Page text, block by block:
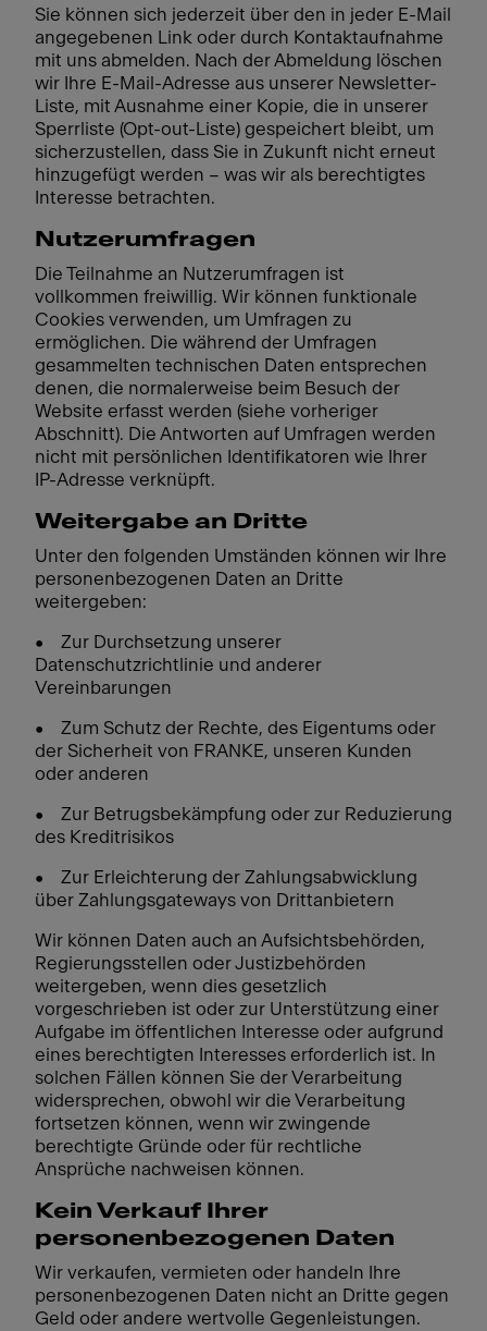
Sie können sich jederzeit über den in jeder E-Mail
angegebenen Link oder durch Kontaktaufnahme
mit uns abmelden. Nach der Abmeldung löschen
wir Ihre E-Mail-Adresse aus unserer Newsletter-
Liste, mit Ausnahme einer Kopie, die in unserer
Sperrliste (Opt-out-Liste) gespeichert bleibt, um
sicherzustellen, dass Sie in Zukunft nicht erneut
hinzugefügt werden – was wir als berechtigtes
Interesse betrachten.
Nutzerumfragen
Die Teilnahme an Nutzerumfragen ist
vollkommen freiwillig. Wir können funktionale
Cookies verwenden, um Umfragen zu
ermöglichen. Die während der Umfragen
gesammelten technischen Daten entsprechen
denen, die normalerweise beim Besuch der
Website erfasst werden (siehe vorheriger
Abschnitt). Die Antworten auf Umfragen werden
nicht mit persönlichen Identifikatoren wie Ihrer
IP-Adresse verknüpft.
Weitergabe an Dritte
Unter den folgenden Umständen können wir Ihre
personenbezogenen Daten an Dritte
weitergeben:
• Zur Durchsetzung unserer
Datenschutzrichtlinie und anderer
Vereinbarungen
• Zum Schutz der Rechte, des Eigentums oder
der Sicherheit von FRANKE, unseren Kunden
oder anderen
• Zur Betrugsbekämpfung oder zur Reduzierung
des Kreditrisikos
• Zur Erleichterung der Zahlungsabwicklung
über Zahlungsgateways von Drittanbietern
Wir können Daten auch an Aufsichtsbehörden,
Regierungsstellen oder Justizbehörden
weitergeben, wenn dies gesetzlich
vorgeschrieben ist oder zur Unterstützung einer
Aufgabe im öffentlichen Interesse oder aufgrund
eines berechtigten Interesses erforderlich ist. In
solchen Fällen können Sie der Verarbeitung
widersprechen, obwohl wir die Verarbeitung
fortsetzen können, wenn wir zwingende
berechtigte Gründe oder für rechtliche
Ansprüche nachweisen können.
Kein Verkauf Ihrer
personenbezogenen Daten
Wir verkaufen, vermieten oder handeln Ihre
personenbezogenen Daten nicht an Dritte gegen
Geld oder andere wertvolle Gegenleistungen.